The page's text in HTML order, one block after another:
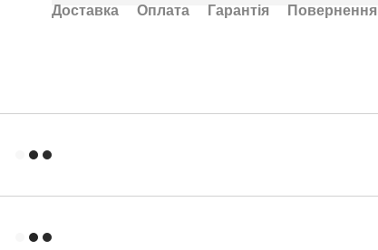
Доставка Оплата Гарантія Повернення